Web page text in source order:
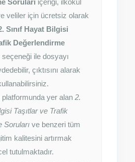
veliler için ücretsiz olarak
Sınıf Hayat Bilgisi
Değerlendirme
seçeneği ile dosyayı
çıktısını alarak
yer alan 2.
Taşıtlar ve Trafik
Soruları ve benzeri tüm
kalitesini artırmak
tutulmaktadır.